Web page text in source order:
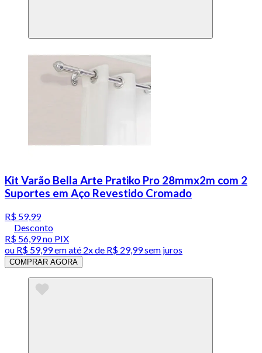
Kit Varão Bella Arte Pratiko Pro 28mmx2m com 2
Suportes em Aço Revestido Cromado
R$ 59,99
Desconto
R$ 56,99no PIX
ou R$ 59,99em até 2x de R$ 29,99 sem juros
COMPRAR AGORA